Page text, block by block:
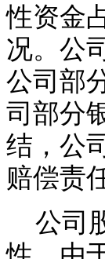
性资金
况。公
公司部
司部分
结，公
赔偿责
公司